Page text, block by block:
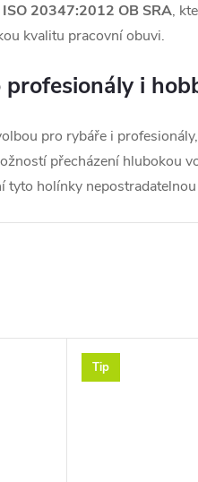
ISO 20347:2012 OB SRA,
kvalitu pracovní obuvi.
i
pro rybáře i
přecházení hlubokou
tyto holínky
Tip